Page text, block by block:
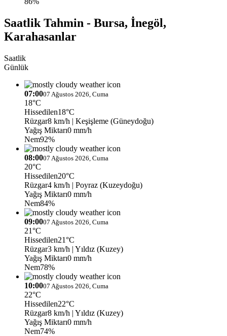
Saatlik Tahmin - Bursa, İnegöl,
Karahasanlar
Saatlik
Günlük
07:0007 Ağustos 2026, Cuma
18°C
Hissedilen18°C
Rüzgar8 km/h | Keşişleme (Güneydoğu)
Yağış Miktarı0 mm/h
Nem92%
08:0007 Ağustos 2026, Cuma
20°C
Hissedilen20°C
Rüzgar4 km/h | Poyraz (Kuzeydoğu)
Yağış Miktarı0 mm/h
Nem84%
09:0007 Ağustos 2026, Cuma
21°C
Hissedilen21°C
Rüzgar3 km/h | Yıldız (Kuzey)
Yağış Miktarı0 mm/h
Nem78%
10:0007 Ağustos 2026, Cuma
22°C
Hissedilen22°C
Rüzgar8 km/h | Yıldız (Kuzey)
Yağış Miktarı0 mm/h
Nem74%